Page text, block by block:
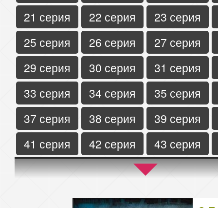
21 серия
22 серия
23 серия
25 серия
26 серия
27 серия
29 серия
30 серия
31 серия
33 серия
34 серия
35 серия
37 серия
38 серия
39 серия
41 серия
42 серия
43 серия
45 серия
46 серия
47 серия
50 серия
51 серия